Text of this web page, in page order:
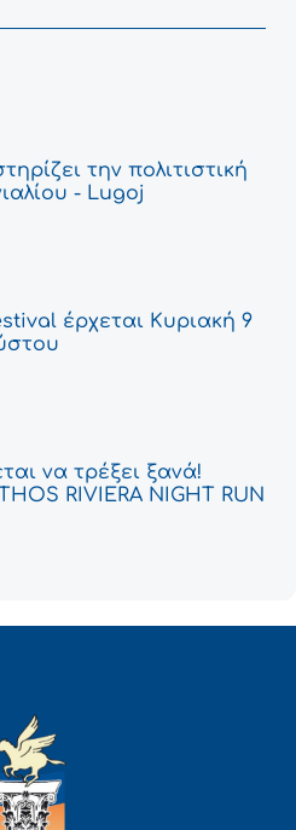
την πολιτιστική
- Lugoj
έρχεται Κυριακή 9
να τρέξει ξανά!
RIVIERA NIGHT RUN